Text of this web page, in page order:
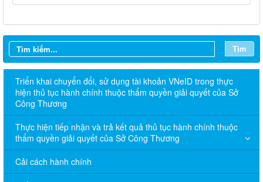
Tìm
Triển khai chuyển đổi, sử dụng tài khoản VNeID trong thực
hiện thủ tục hành chính thuộc thẩm quyền giải quyết của Sở
Công Thương
Thực hiện tiếp nhận và trả kết quả thủ tục hành chính thuộc
thẩm quyền giải quyết của Sở Công Thương
Cải cách hành chính